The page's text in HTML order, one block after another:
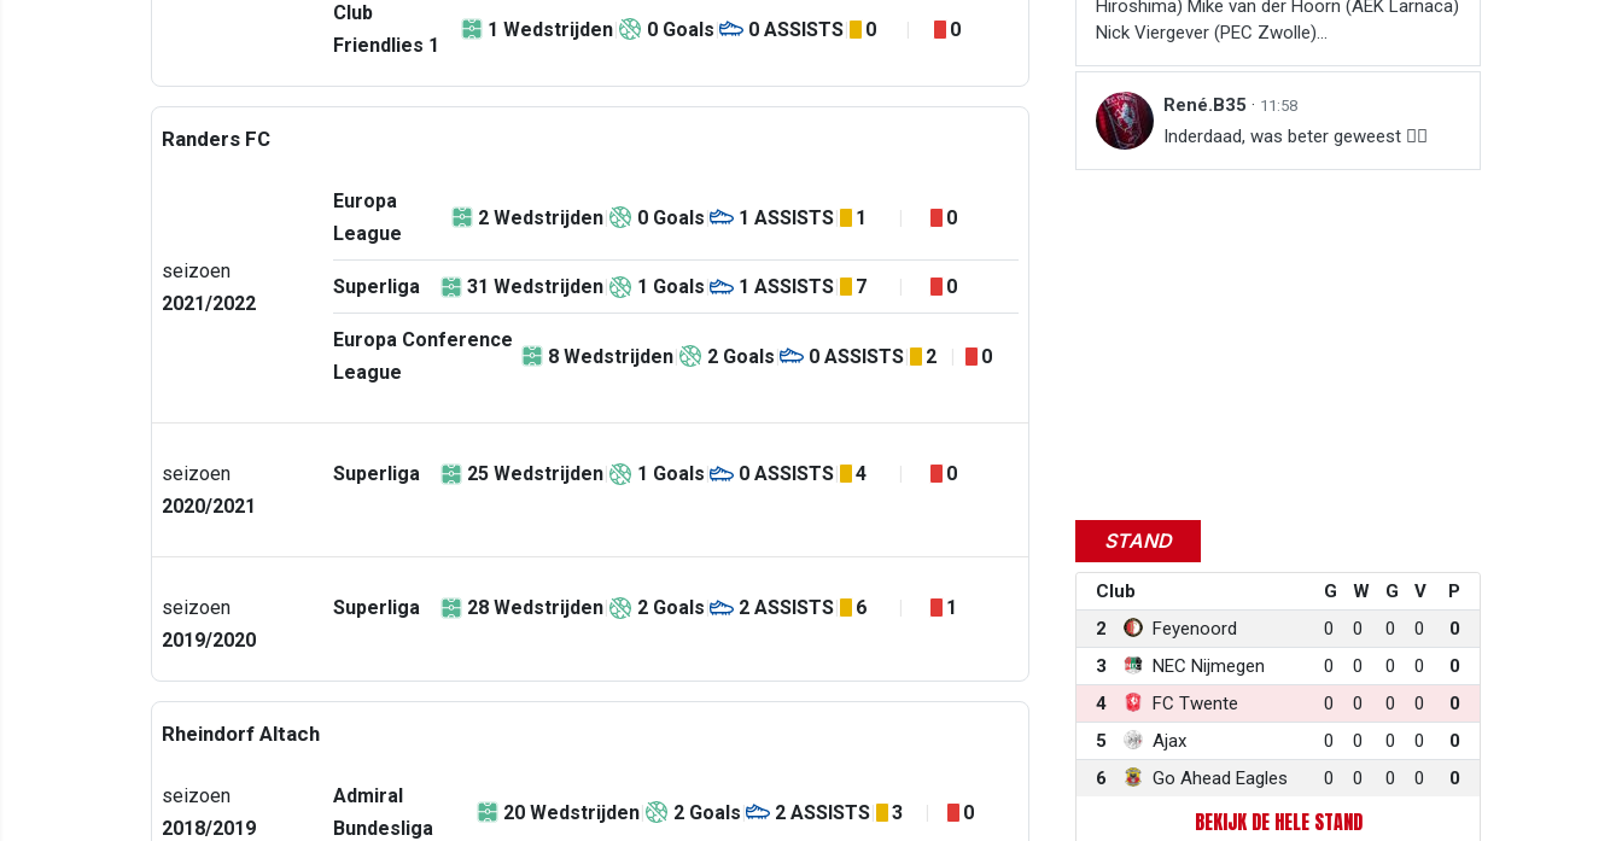
Club
Friendlies 1
1 Wedstrijden 0 Goals 0 ASSISTS 0 0
Randers FC
seizoen
2021/2022
Europa
League
2 Wedstrijden 0 Goals 1 ASSISTS 1 0
Superliga 31 Wedstrijden 1 Goals 1 ASSISTS 7 0
Europa Conference
League
8 Wedstrijden 2 Goals 0 ASSISTS 2 0
seizoen
2020/2021
Superliga 25 Wedstrijden 1 Goals 0 ASSISTS 4 0
seizoen
2019/2020
Superliga 28 Wedstrijden 2 Goals 2 ASSISTS 6 1
Rheindorf Altach
seizoen
2018/2019
Admiral
Bundesliga
20 Wedstrijden 2 Goals 2 ASSISTS 3 0
Hiroshima) Mike van der Hoorn (AEK Larnaca)
Nick Viergever (PEC Zwolle)...
René.B35 · 11:58
Inderdaad, was beter geweest 👌🏻
STAND
Club G W G V
P
2
Feyenoord 0 0 0 0
0
3
NEC Nijmegen 0 0 0 0
0
4
FC Twente 0 0 0 0
0
5
Ajax 0 0 0 0
0
6
Go Ahead Eagles 0 0 0 0 0
BEKIJK DE HELE STAND